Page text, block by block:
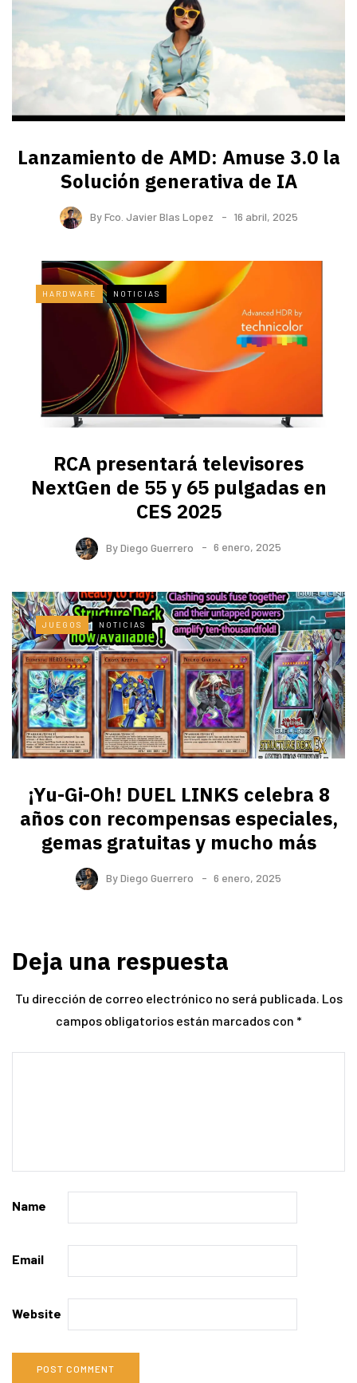
Lanzamiento de AMD: Amuse 3.0 la
Solución generativa de IA
ByFco. Javier Blas Lopez 16 abril, 2025
HARDWARE NOTICIAS
RCA presentará televisores
NextGen de 55 y 65 pulgadas en
CES 2025
ByDiego Guerrero 6 enero, 2025
JUEGOS NOTICIAS
¡Yu-Gi-Oh! DUEL LINKS celebra 8
años con recompensas especiales,
gemas gratuitas y mucho más
ByDiego Guerrero 6 enero, 2025
Deja una respuesta
Tu dirección de correo electrónico no será publicada. Los
campos obligatorios están marcados con *
Name
Email
Website